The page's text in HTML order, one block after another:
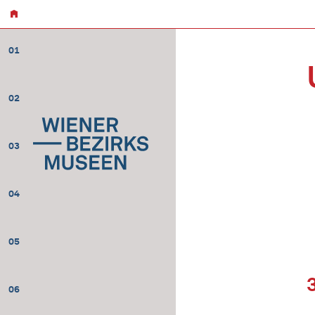
01
02
03
04
05
06